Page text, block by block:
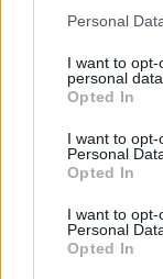
Personal
I want to
personal data.
Opted In
I want to
Personal
Opted In
I want to
Personal
Opted In
"καραβιά" στον
Δημοπρατείται
21:08
«Shared